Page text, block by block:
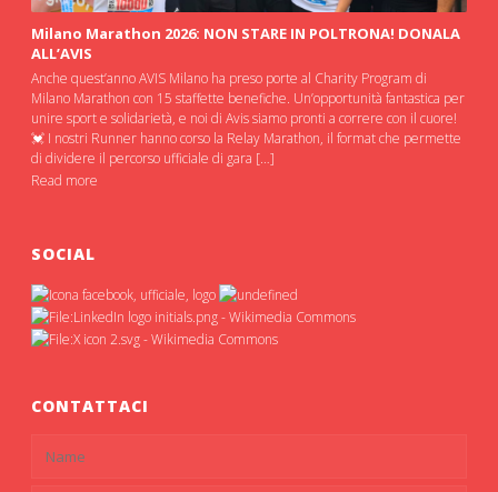
Milano Marathon 2026: NON STARE IN POLTRONA! DONALA
ALL’AVIS
Anche quest’anno AVIS Milano ha preso porte al Charity Program di
Milano Marathon con 15 staffette benefiche. Un’opportunità fantastica per
unire sport e solidarietà, e noi di Avis siamo pronti a correre con il cuore!
💓 I nostri Runner hanno corso la Relay Marathon, il format che permette
di dividere il percorso ufficiale di gara […]
Read more
SOCIAL
CONTATTACI